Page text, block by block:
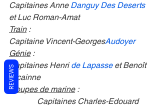
Capitaines Anne Danguy Des Deserts
et Luc Roman-Amat
Train :
Capitaine Vincent-GeorgesAudoyer
Génie :
Capitaines Henri de Lapasse et Benoît
Vicainne
Troupes de marine :
REVIEWS